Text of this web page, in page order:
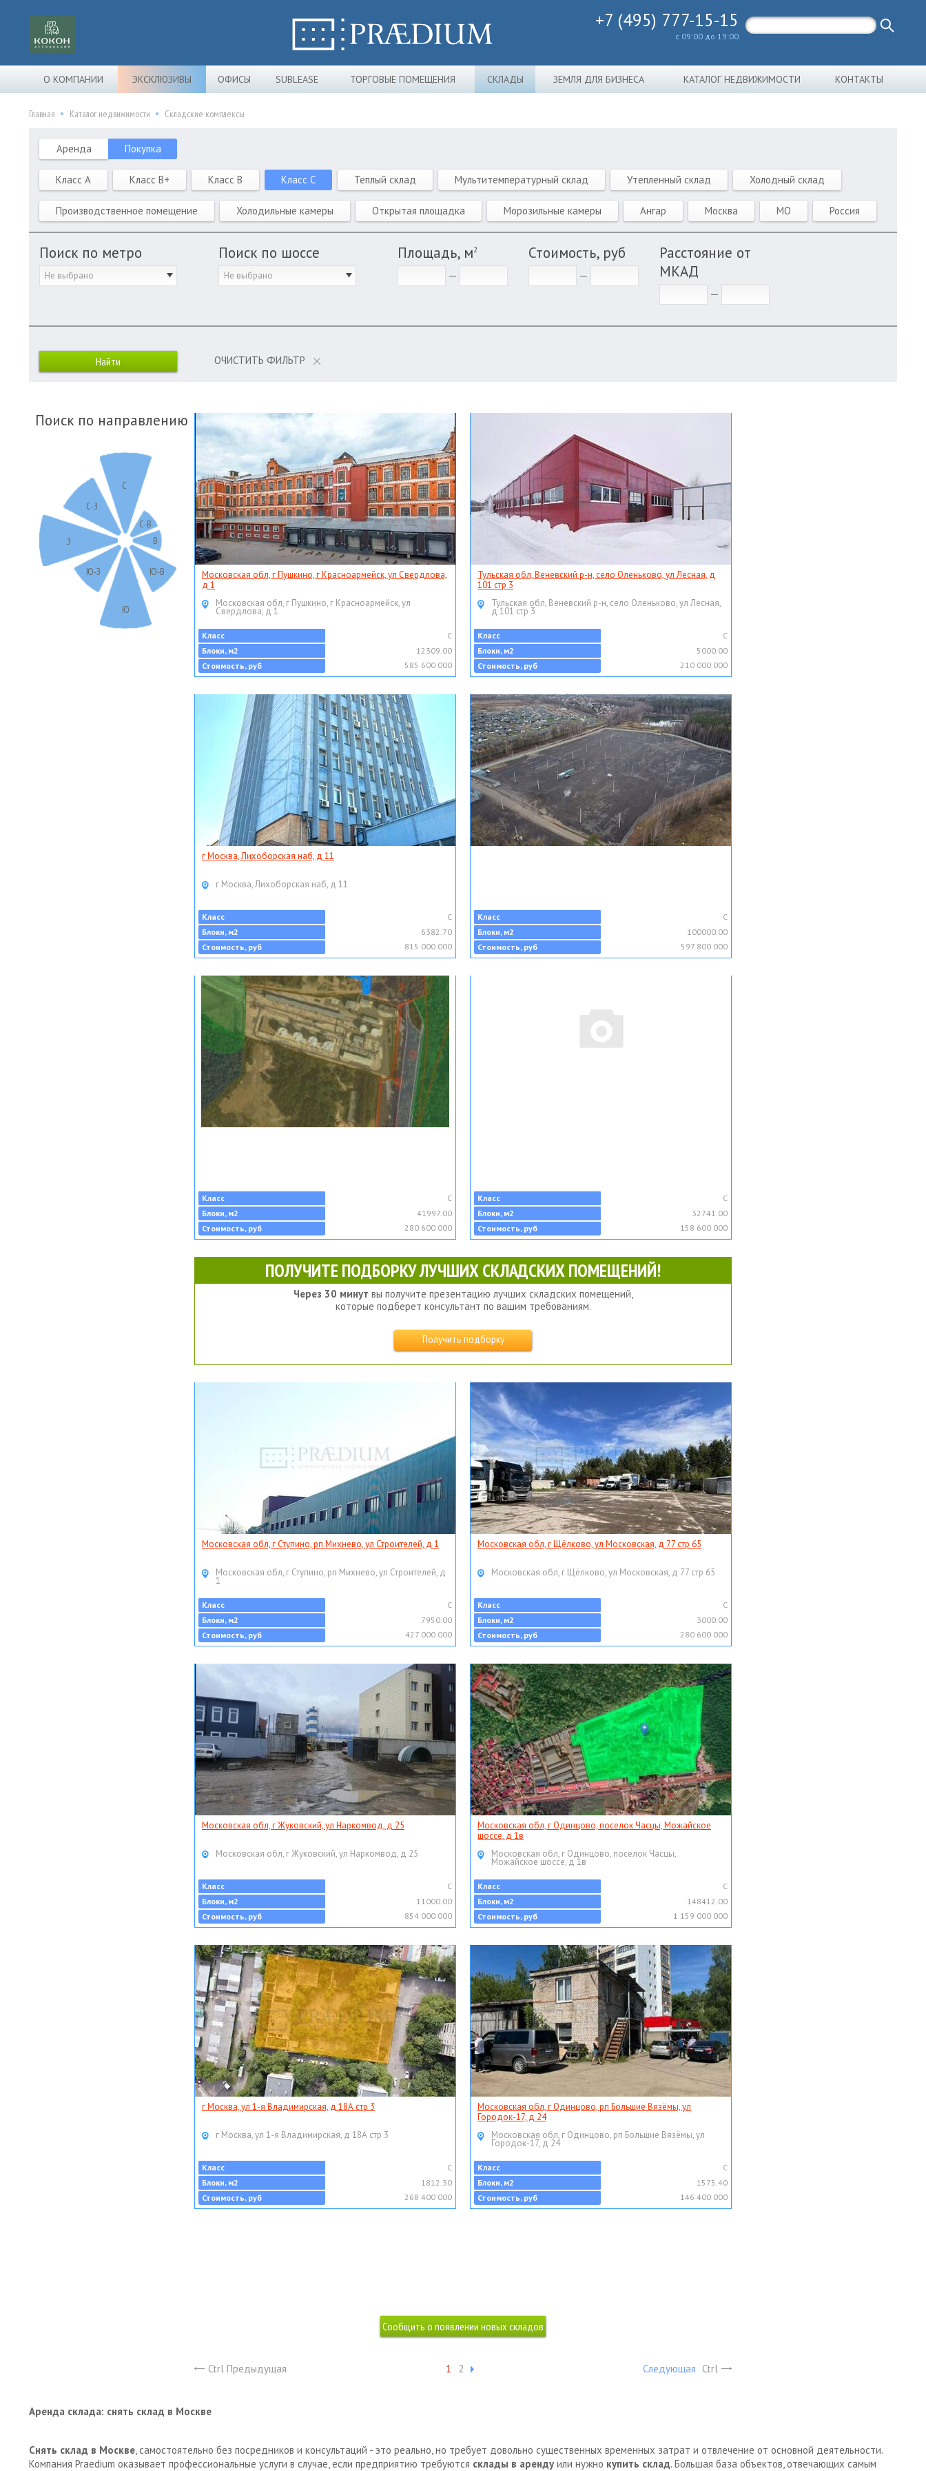
+7 (495) 777-15-15
с 09:00 до 19:00
О КОМПАНИИ ЭКСКЛЮЗИВЫ ОФИСЫ SUBLEASE ТОРГОВЫЕ ПОМЕЩЕНИЯ СКЛАДЫ ЗЕМЛЯ ДЛЯ БИЗНЕСА КАТАЛОГ НЕДВИЖИМОСТИ КОНТАКТЫ
Главная Каталог недвижимости Складские комплексы
Аренда Покупка
Класс A Класс B+ Класс B Класс C Теплый склад Мультитемпературный склад Утепленный склад Холодный склад
Производственное помещение Холодильные камеры Открытая площадка Морозильные камеры Ангар Москва МО Россия
Поиск по метро
Не выбрано
Поиск по шоссе
Не выбрано
Площадь, м2 Стоимость, руб
Расстояние от
МКАД
ОЧИСТИТЬ ФИЛЬТР
Поиск по направлению
С
С-В
В
Ю-В
Ю
Ю-З
З
С-З
Московская обл, г Пушкино, г Красноармейск, ул Свердлова,
д 1
Московская обл, г Пушкино, г Красноармейск, ул
Свердлова, д 1
Класс
C
Блоки, м2
12309.00
Стоимость, руб
585 600 000
Тульская обл, Веневский р-н, село Оленьково, ул Лесная, д
101 стр 3
Тульская обл, Веневский р-н, село Оленьково, ул Лесная,
д 101 стр 3
Класс
C
Блоки, м2
5000.00
Стоимость, руб
210 000 000
г Москва, Лихоборская наб, д 11
г Москва, Лихоборская наб, д 11
Класс
C
Блоки, м2
6382.70
Стоимость, руб
815 000 000
Класс
C
Блоки, м2
100000.00
Стоимость, руб
597 800 000
Класс
C
Блоки, м2
41997.00
Стоимость, руб
280 600 000
Класс
C
Блоки, м2
32741.00
Стоимость, руб
158 600 000
ПОЛУЧИТЕ ПОДБОРКУ ЛУЧШИХ СКЛАДСКИХ ПОМЕЩЕНИЙ!
Через 30 минут вы получите презентацию лучших складских помещений,
которые подберет консультант по вашим требованиям.
Получить подборку
Московская обл, г Ступино, рп Михнево, ул Строителей, д 1
Московская обл, г Ступино, рп Михнево, ул Строителей, д
1
Класс
C
Блоки, м2
7950.00
Стоимость, руб
427 000 000
Московская обл, г Щёлково, ул Московская, д 77 стр 65
Московская обл, г Щёлково, ул Московская, д 77 стр 65
Класс
C
Блоки, м2
3000.00
Стоимость, руб
280 600 000
Московская обл, г Жуковский, ул Наркомвод, д 25
Московская обл, г Жуковский, ул Наркомвод, д 25
Класс
C
Блоки, м2
11000.00
Стоимость, руб
854 000 000
Московская обл, г Одинцово, поселок Часцы, Можайское
шоссе, д 1в
Московская обл, г Одинцово, поселок Часцы,
Можайское шоссе, д 1в
Класс
C
Блоки, м2
148412.00
Стоимость, руб
1 159 000 000
г Москва, ул 1-я Владимирская, д 18А стр 3
г Москва, ул 1-я Владимирская, д 18А стр 3
Класс
C
Блоки, м2
1812.30
Стоимость, руб
268 400 000
Московская обл, г Одинцово, рп Большие Вязёмы, ул
Городок-17, д 24
Московская обл, г Одинцово, рп Большие Вязёмы, ул
Городок-17, д 24
Класс
C
Блоки, м2
1575.40
Стоимость, руб
146 400 000
Ctrl Предыдущая 1 2 Следующая Ctrl
Аренда склада: снять склад в Москве
Снять склад в Москве, самостоятельно без посредников и консультаций - это реально, но требует довольно существенных временных затрат и отвлечение от основной деятельности.
Компания Praedium оказывает профессиональные услуги в случае, если предприятию требуются склады в аренду или нужно купить склад. Большая база объектов, отвечающих самым